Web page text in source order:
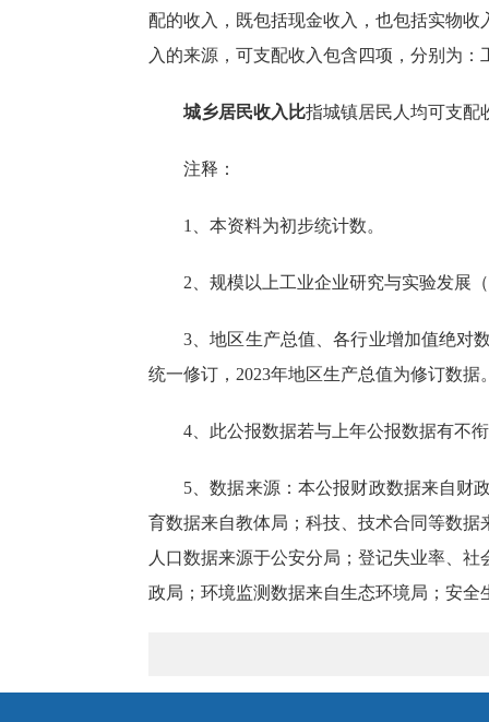
配的收入，既包括现金收入，也包括实物
入的来源，可支配收入包含四项，分别为
城乡居民收入比指城镇居民人均可支配
注释：
1、本资料为初步统计数。
2、规模以上工业企业研究与实验发展
3、地区生产总值、各行业增加值绝对
统一修订， 2023年地区生产总值为修订数据
4、此公报数据若与上年公报数据有不
5、数据来源：本公报财政数据来自财
育数据来自教体局；科技、技术合同等数
人口数据来源于公安分局；登记失业率、
政局；环境监测数据来自生态环境局；安全